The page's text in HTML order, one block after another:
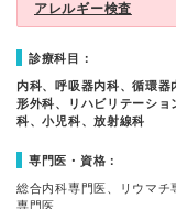
アレルギー検査
診療科目：
内科、呼吸器内科、循環
形外科、リハビリテーショ
科、小児科、放射線科
専門医・資格：
総合内科専門医、リウマ
専門医、…